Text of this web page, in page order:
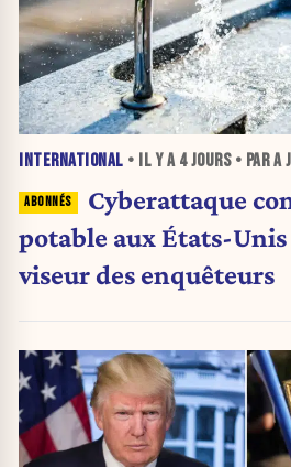
INTERNATIONAL • IL Y A 4 JOURS• PAR A
Cyberattaque
potable aux États-
viseur des enquêteurs